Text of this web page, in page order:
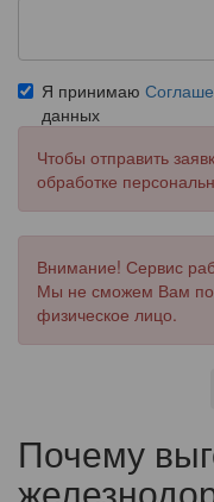
Я принимаю
данных
Чтобы отправить
обработке
Внимание! Сервис
Мы не сможем Вам
физическое лицо.
Почему